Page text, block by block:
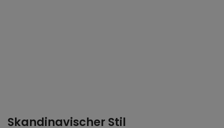
Skandinavischer Stil